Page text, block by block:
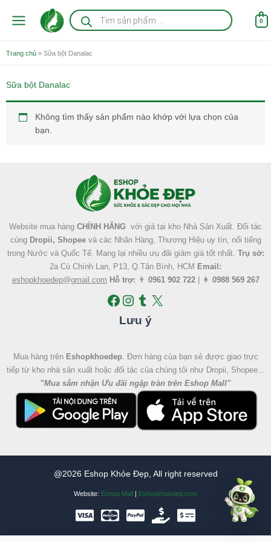
Tìm
kiếm
sản
0
Trang chủ » Sữa bột Danalac
Sữa bột Danalac
Không tìm thấy sản phẩm nào khớp với lựa chọn của
bạn.
Website mua hàng CHÍNH HÃNG với giá tại kho Nhà Sản Xuất. Đối tác
cùng Dropii, Shopeevà các Nhãn Hàng, Thương Hiệu uy tín, nổi tiếng
trong Nước và Quốc Tế. Mang lại nhiều ưu đãi giảm giá tốt nhất. Trụ sở:
2a Cù Chính Lan, P13, Q.Tân Bình, HCM Email:
eshopkhoedep@gmail.com Hỗ trợ: 👨 0961 902 722| 👩 0988 569 267
Lưu ý
Mua hàng trên Eshopkhoedep. Đơn hàng của bạn sẻ được giao trực
tiếp từ kho nhà sản xuất hoặc đối tác của chúng tôi như Dropii, Shopee...
"Mua sắm nhận Ưu đãi ngập tràn trên Eshop Mall"
@2026 Eshop Khỏe Đẹp, All right reserved
Website: Eshop Mall | Eshopkhoedep.com